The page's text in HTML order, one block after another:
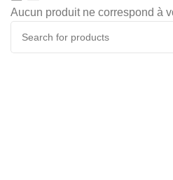
Aucun produit ne correspond à